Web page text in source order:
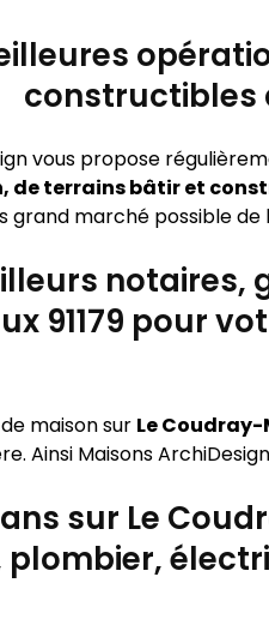
constructibles
vous propose
de terrains bâtir et
grand marché possible
notaires,
91179 pour
maison sur Le Coudray-
Ainsi Maisons
sur Le
plombier,